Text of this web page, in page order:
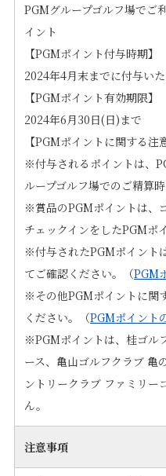
PGMグループゴルフ場でご
イント
【PGMポイント付与時期】
2024年4月末までに付与いた
【PGMポイント有効期限】
2024年6月30日(日)まで
【PGMポイントに関する注
※付与されるポイントは、
ループゴルフ場でのご精算
※賞品のPGMポイントは、
チェックインをしたPGMポ
※付与されたPGMポイント
てご確認ください。（PGM
※その他PGMポイントに関
ください。（PGMポイント
※PGMポイントは、桂ゴル
ース、亀山ゴルフクラブ 亀
ントリークラブ ファミリー
ん。
注意事項